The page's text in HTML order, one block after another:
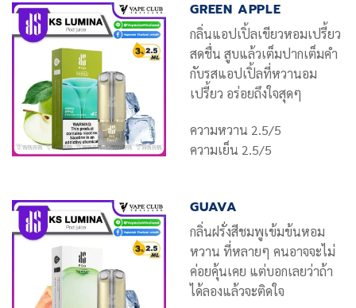
GREEN APPLE
กลิ่นแอปเปิ้ลเขียวหอมเปรี้ยว
สดชื่น สูบแล้วเต็มปากเต็มคำ
กับรสแอปเปิ้ลที่หวานอม
เปรี้ยว อร่อยถึงใจสุดๆ
ความหวาน 2.5/5
ความเย็น 2.5/5
GUAVA
กลิ่นฝรั่งสีชมพูเข้มข้นหอม
หวาน ที่หลายๆ คนอาจจะไม่
ค่อยคุ้นเคย แต่บอกเลยว่าถ้า
ได้ลองแล้วจะติดใจ